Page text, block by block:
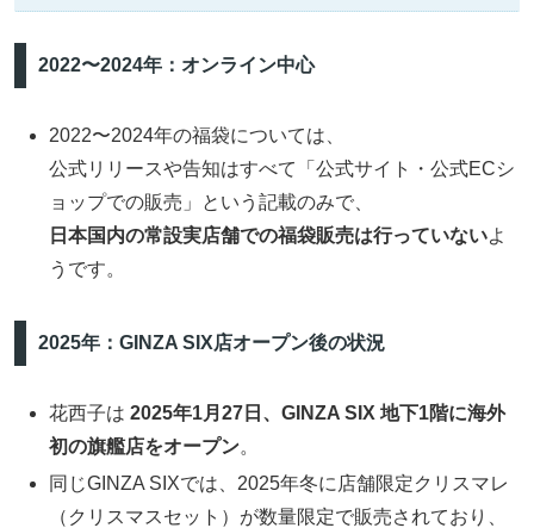
2022〜2024年：オンライン中心
2022〜2024年の福袋については、
公式リリースや告知はすべて「公式サイト・公式ECシ
ョップでの販売」という記載のみで、
日本国内の常設実店舗での福袋販売は行っていないよ
うです。
2025年：GINZA SIX店オープン後の状況
花西子は2025年1月27日、GINZA SIX 地下1階に海外
初の旗艦店をオープン。
同じGINZA SIXでは、2025年冬に店舗限定クリスマレ
（クリスマスセット）が数量限定で販売されており、